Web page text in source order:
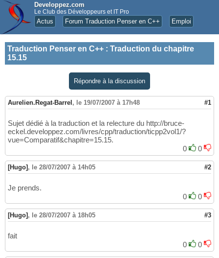
Developpez.com
Le Club des Développeurs et IT Pro
Actus Forum Traduction Penser en C++ Emploi
Traduction Penser en C++ : Traduction du chapitre
15.15
Répondre à la discussion
Aurelien.Regat-Barrel , le 19/07/2007 à 17h48 #1
Sujet dédié à la traduction et la relecture du http://bruce-
eckel.developpez.com/livres/cpp/traduction/ticpp2vol1/?
vue=Comparatif&chapitre=15.15.
0
0
[Hugo] , le 28/07/2007 à 14h05 #2
Je prends.
0
0
[Hugo] , le 28/07/2007 à 18h05 #3
fait
0
0